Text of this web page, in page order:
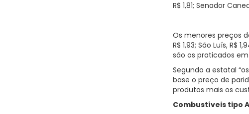
R$ 1,81; Senador
Os menores preços
R$ 1,93; São Luís, R$
são os praticados em
Segundo a estatal
base o preço de
produtos mais os
Combustíveis tipo A